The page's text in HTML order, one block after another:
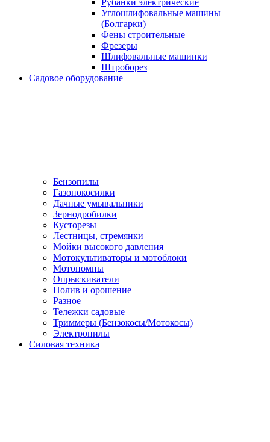
Рубанки электрические
Углошлифовальные машины
(Болгарки)
Фены строительные
Фрезеры
Шлифовальные машинки
Штроборез
Садовое оборудование
Бензопилы
Газонокосилки
Дачные умывальники
Зернодробилки
Кусторезы
Лестницы, стремянки
Мойки высокого давления
Мотокультиваторы и мотоблоки
Мотопомпы
Опрыскиватели
Полив и орошение
Разное
Тележки садовые
Триммеры (Бензокосы/Мотокосы)
Электропилы
Силовая техника